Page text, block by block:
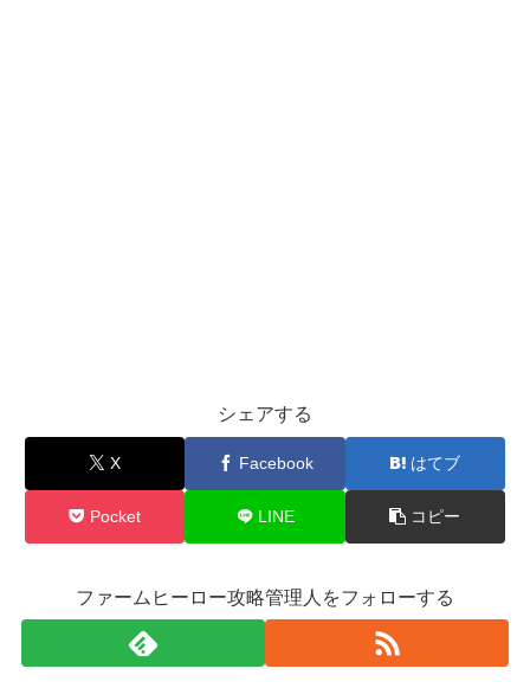
シェアする
X Facebook はてブ
Pocket LINE コピー
ファームヒーロー攻略管理人をフォローする